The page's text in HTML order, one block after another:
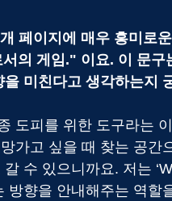
페이지에 매우 흥미로
의 게임." 이요. 이 문
미친다고 생각하는지
도피를 위한 도구라는
가고 싶을 때 찾는 공간
수 있으니까요. 저는
방향을 안내해주는 역할